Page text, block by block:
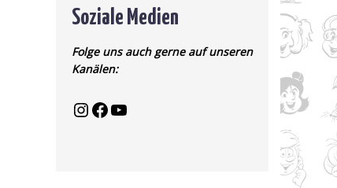
Soziale Medien
Folge uns auch gerne auf unseren
Kanälen: